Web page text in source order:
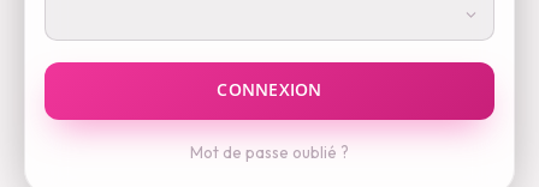
Mot de passe oublié ?